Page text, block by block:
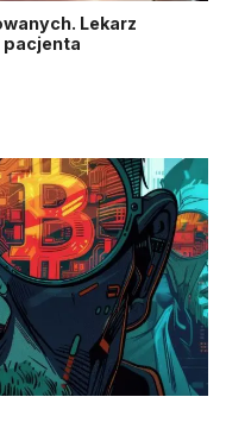
Lekarz